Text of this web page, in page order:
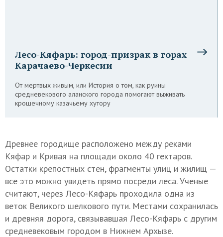
Лесо-Кяфарь: город-призрак в горах
Карачаево-Черкесии
От мертвых живым, или История о том, как руины
средневекового аланского города помогают выживать
крошечному казачьему хутору
Древнее городище расположено между реками
Кяфар и Кривая на площади около 40 гектаров.
Остатки крепостных стен, фрагменты улиц и жилищ —
все это можно увидеть прямо посреди леса. Ученые
считают, через Лесо-Кяфарь проходила одна из
веток Великого шелкового пути. Местами сохранилась
и древняя дорога, связывавшая Лесо-Кяфарь с другим
средневековым городом в Нижнем Архызе.